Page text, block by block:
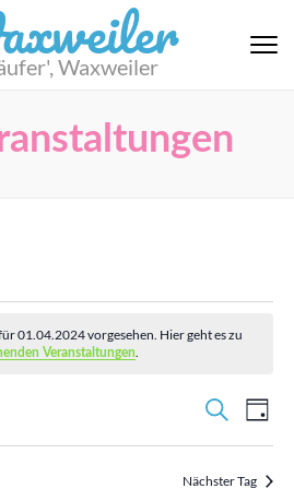
Waxweiler
01.04.2024 vorgesehen. Hier geht es zu
Veranstaltungen.
Suche
und
SUCHE
TAG
Nächster Tag